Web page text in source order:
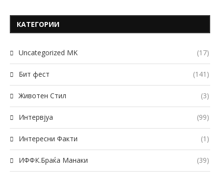
КАТЕГОРИИ
Uncategorized MK (17)
Бит фест (141)
Животен Стил (3)
Интервјуа (99)
Интересни Факти (1)
ИФФК.Браќа Манаки (39)